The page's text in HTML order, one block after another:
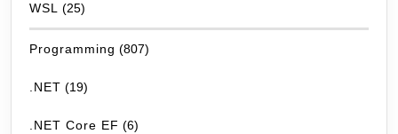
WSL (25)
Programming (807)
.NET (19)
.NET Core EF (6)